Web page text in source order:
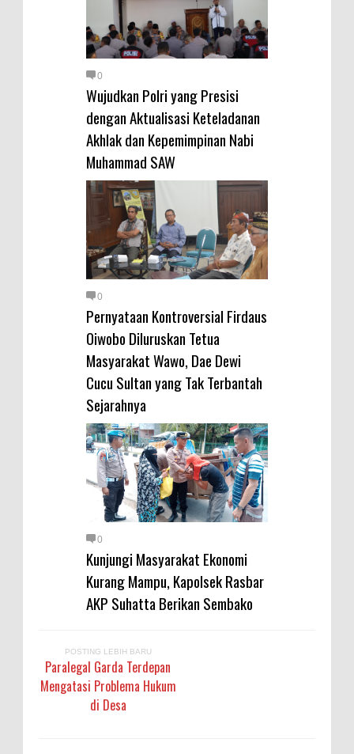
0
Wujudkan Polri yang Presisi
dengan Aktualisasi Keteladanan
Akhlak dan Kepemimpinan Nabi
Muhammad SAW
0
Pernyataan Kontroversial Firdaus
Oiwobo Diluruskan Tetua
Masyarakat Wawo, Dae Dewi
Cucu Sultan yang Tak Terbantah
Sejarahnya
0
Kunjungi Masyarakat Ekonomi
Kurang Mampu, Kapolsek Rasbar
AKP Suhatta Berikan Sembako
POSTING LEBIH BARU
Paralegal Garda Terdepan
Mengatasi Problema Hukum
di Desa